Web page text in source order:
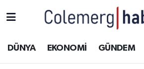
DÜNYA EKONOMİ GÜNDEM
ASAYİŞ
Hakkâri Hava Durumu